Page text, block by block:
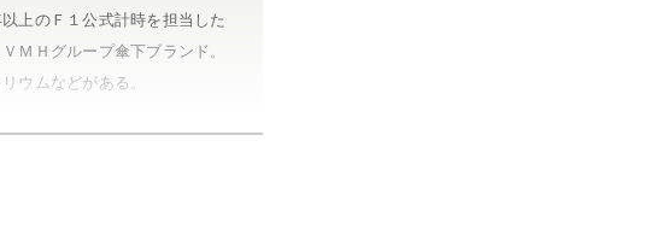
上のＦ１公式計時を担当した
ＭＨグループ傘下ブランド。
ウムなどがある。